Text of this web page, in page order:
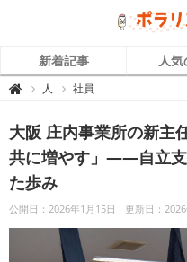
新着記事 人
 ポ
ウ
ォ
ー
ク
｜
自
立
支
援
介
人 社員
大阪 庄内事業所の新主
共に増やす」――自立支
た歩み
公開日：2026年1月15日 更新日：